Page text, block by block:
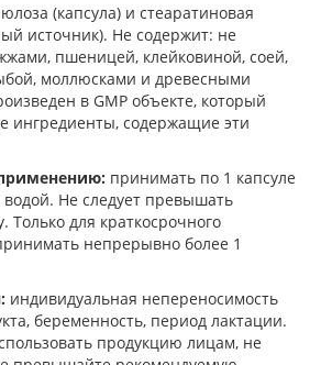
(капсула) и стеаратиновая
источник). Не содержит: не
пшеницей, клейковиной, соей,
моллюсками и древесными
в GMP объекте, который
ингредиенты, содержащие эти
принимать по 1 капсуле
Не следует превышать
Только для краткосрочного
непрерывно более 1
индивидуальная непереносимость
беременность, период лактации.
продукцию лицам, не